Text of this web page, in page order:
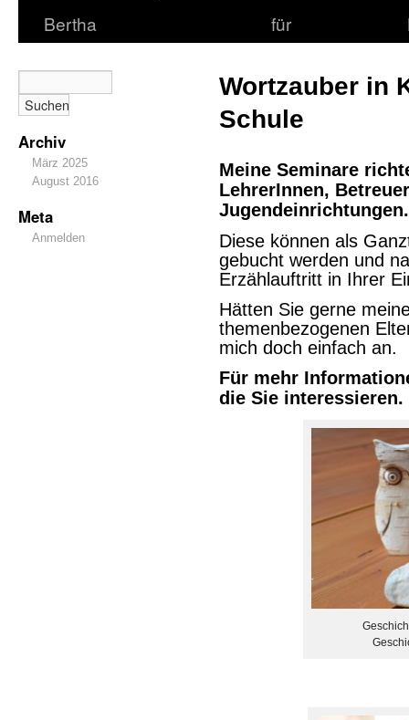
Bertha
für
Archiv
März 2025
August 2016
Meta
Anmelden
Wortzauber in
Schule
Meine Seminare
LehrerInnen,
Jugendeinrichtungen.
Diese können als
gebucht werden und
Erzählauftritt in Ihrer
Hätten Sie gerne
themenbezogenen
mich doch einfach an.
Für mehr
die Sie interessieren.